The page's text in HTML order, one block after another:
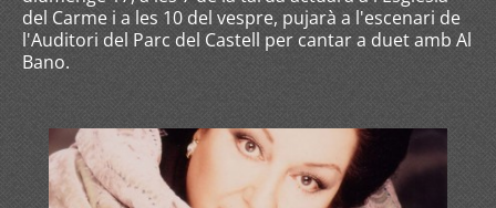
del Carme i a les 10 del vespre, pujarà a l'escenari de
l'Auditori del Parc del Castell per cantar a duet amb Al
Bano.